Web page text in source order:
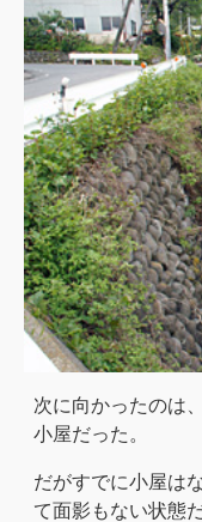
次に向かったのは
小屋だった。
だがすでに小屋は
て面影もない状態